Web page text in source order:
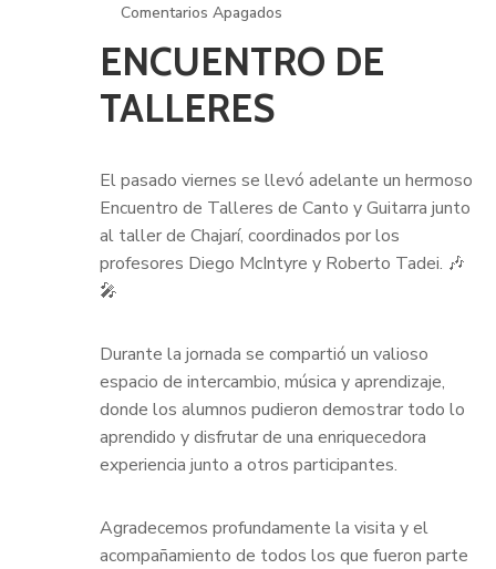
Comentarios Apagados
ENCUENTRO DE
TALLERES
El pasado viernes se llevó adelante un hermoso
Encuentro de Talleres de Canto y Guitarra junto
al taller de Chajarí, coordinados por los
profesores Diego McIntyre y Roberto Tadei. 🎶
🎤
Durante la jornada se compartió un valioso
espacio de intercambio, música y aprendizaje,
donde los alumnos pudieron demostrar todo lo
aprendido y disfrutar de una enriquecedora
experiencia junto a otros participantes.
Agradecemos profundamente la visita y el
acompañamiento de todos los que fueron parte